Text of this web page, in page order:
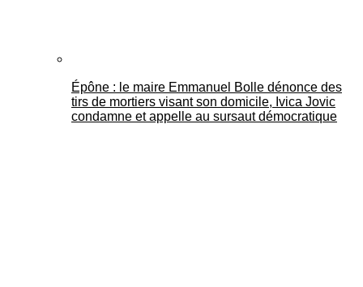
Épône : le maire Emmanuel Bolle dénonce des
tirs de mortiers visant son domicile, Ivica Jovic
condamne et appelle au sursaut démocratique